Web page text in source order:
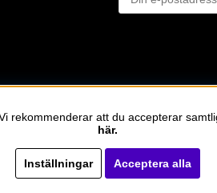
2026 Golden Athlete. Vi använder
att du accepterar
här.
Inställningar Acceptera alla